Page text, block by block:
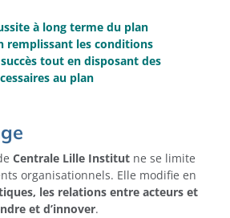
à long terme du plan
remplissant les conditions
tout en disposant des
au plan
Centrale Lille Institutne se limite
organisationnels. Elle modifie en
les relations entre acteurs et
et d’innover.